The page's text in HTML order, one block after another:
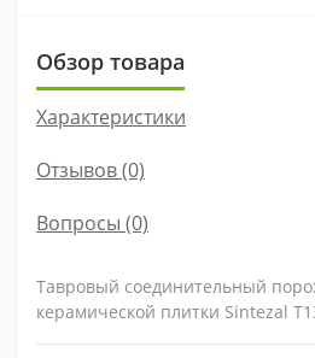
Обзор товара
Характеристики
Отзывов (0)
Вопросы (0)
Тавровый соединительный
керамической плитки Sintezal